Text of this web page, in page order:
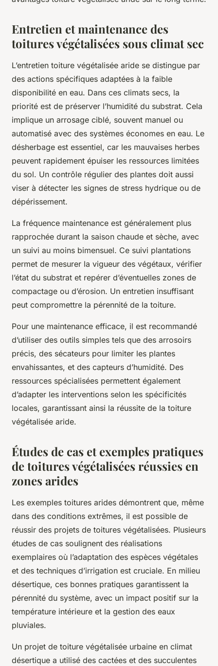
Entretien et maintenance des
toitures végétalisées sous climat sec
L’entretien toiture végétalisée aride se distingue par
des actions spécifiques adaptées à la faible
disponibilité en eau. Dans ces climats secs, la
priorité est de préserver l’humidité du substrat. Cela
implique un arrosage ciblé, souvent manuel ou
automatisé avec des systèmes économes en eau. Le
désherbage est essentiel, car les mauvaises herbes
peuvent rapidement épuiser les ressources limitées
du sol. Un contrôle régulier des plantes doit aussi
viser à détecter les signes de stress hydrique ou de
dépérissement.
La fréquence maintenance est généralement plus
rapprochée durant la saison chaude et sèche, avec
un suivi au moins bimensuel. Ce suivi plantations
permet de mesurer la vigueur des végétaux, vérifier
l’état du substrat et repérer d’éventuelles zones de
compactage ou d’érosion. Un entretien insuffisant
peut compromettre la pérennité de la toiture.
Pour une maintenance efficace, il est recommandé
d’utiliser des outils simples tels que des arrosoirs
précis, des sécateurs pour limiter les plantes
envahissantes, et des capteurs d’humidité. Des
ressources spécialisées permettent également
d’adapter les interventions selon les spécificités
locales, garantissant ainsi la réussite de la toiture
végétalisée aride.
Études de cas et exemples pratiques
de toitures végétalisées réussies en
zones arides
Les exemples toitures arides démontrent que, même
dans des conditions extrêmes, il est possible de
réussir des projets de toitures végétalisées. Plusieurs
études de cas soulignent des réalisations
exemplaires où l’adaptation des espèces végétales
et des techniques d’irrigation est cruciale. En milieu
désertique, ces bonnes pratiques garantissent la
pérennité du système, avec un impact positif sur la
température intérieure et la gestion des eaux
pluviales.
Un projet de toiture végétalisée urbaine en climat
désertique a utilisé des cactées et des succulentes